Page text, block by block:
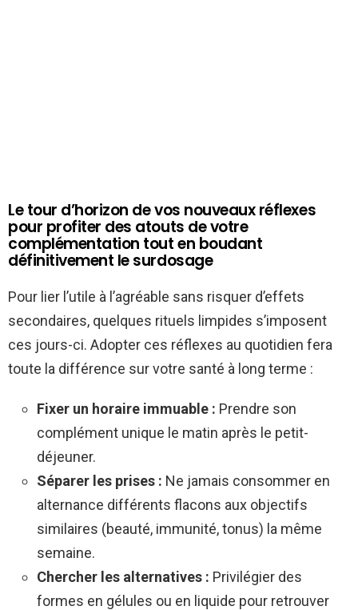
Le tour d’horizon de vos nouveaux réflexes
pour profiter des atouts de votre
complémentation tout en boudant
définitivement le surdosage
Pour lier l’utile à l’agréable sans risquer d’effets
secondaires, quelques rituels limpides s’imposent
ces jours-ci. Adopter ces réflexes au quotidien fera
toute la différence sur votre santé à long terme :
Fixer un horaire immuable : Prendre son
complément unique le matin après le petit-
déjeuner.
Séparer les prises : Ne jamais consommer en
alternance différents flacons aux objectifs
similaires (beauté, immunité, tonus) la même
semaine.
Chercher les alternatives : Privilégier des
formes en gélules ou en liquide pour retrouver